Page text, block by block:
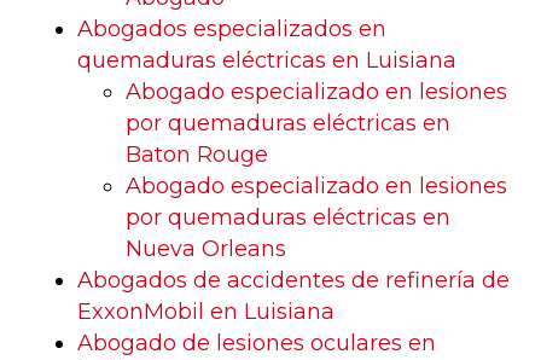
Abogados especializados en
quemaduras eléctricas en Luisiana
Abogado especializado en lesiones
por quemaduras eléctricas en
Baton Rouge
Abogado especializado en lesiones
por quemaduras eléctricas en
Nueva Orleans
Abogados de accidentes de refinería de
ExxonMobil en Luisiana
Abogado de lesiones oculares en